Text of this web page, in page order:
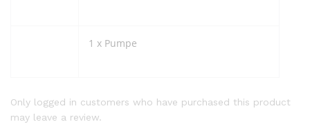
1 x Pumpe
Only logged in customers who have purchased this product
may leave a review.